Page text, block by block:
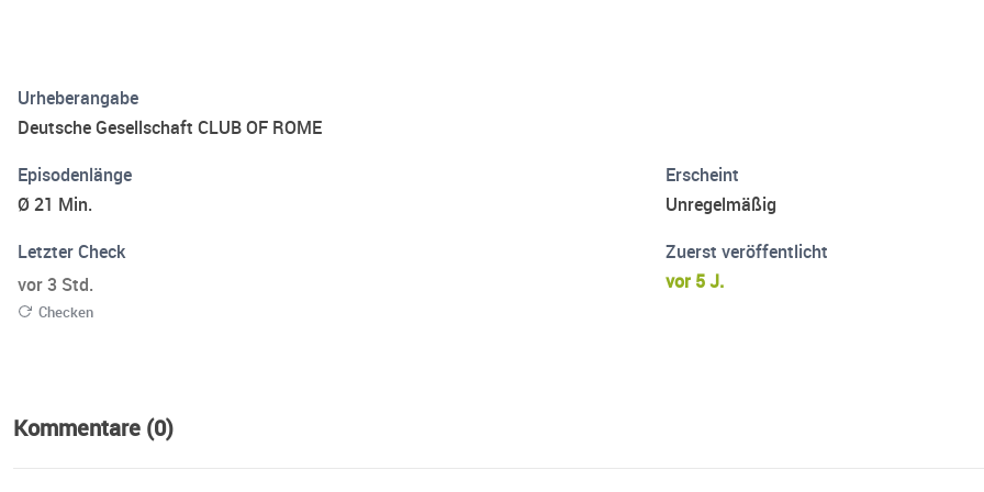
Urheberangabe
Deutsche Gesellschaft CLUB OF ROME
Episodenlänge
Ø 21 Min.
Erscheint
Unregelmäßig
Letzter Check
vor 3 Std.
Checken
Zuerst veröffentlicht
vor 5 J.
Kommentare (0)